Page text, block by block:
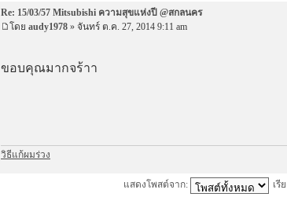
Re: 15/03/57 Mitsubishi ความสุขแห่งปี @สกลนคร
โดย audy1978 » จันทร์ ต.ค. 27, 2014 9:11 am
ขอบคุณมากจร้าา
วิธีแก้ผมร่วง
แสดงโพสต์จาก: เรี